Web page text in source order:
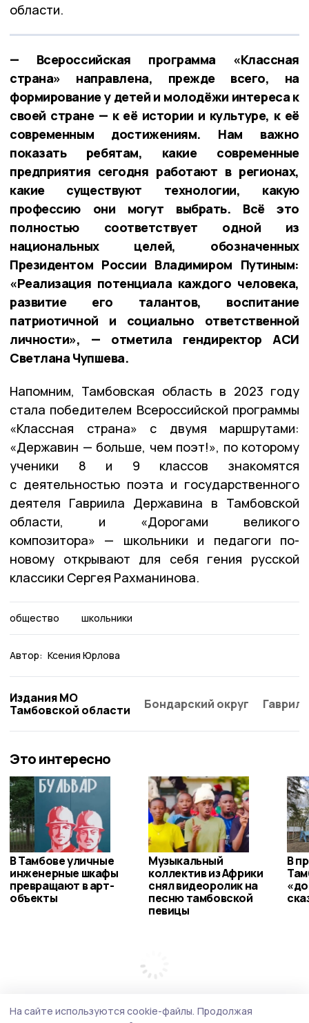
области.
— Всероссийская программа «Классная
страна» направлена, прежде всего, на
формирование у детей и молодёжи интереса к
своей стране — к её истории и культуре, к её
современным достижениям. Нам важно
показать ребятам, какие современные
предприятия сегодня работают в регионах,
какие существуют технологии, какую
профессию они могут выбрать. Всё это
полностью соответствует одной из
национальных целей, обозначенных
Президентом России Владимиром Путиным:
«Реализация потенциала каждого человека,
развитие его талантов, воспитание
патриотичной и социально ответственной
личности», — отметила гендиректор АСИ
Светлана Чупшева.
Напомним, Тамбовская область в 2023 году
стала победителем Всероссийской программы
«Классная страна» с двумя маршрутами:
«Державин — больше, чем поэт!», по которому
ученики 8 и 9 классов знакомятся
с деятельностью поэта и государственного
деятеля Гавриила Державина в Тамбовской
области, и «Дорогами великого
композитора» — школьники и педагоги по-
новому открывают для себя гения русской
классики Сергея Рахманинова.
общество школьники
Автор: Ксения Юрлова
Издания МО
Тамбовской области
Бондарский округ
Это интересно
В Тамбове уличные
инженерные шкафы
превращают в арт-
объекты
Музыкальный
коллектив из Африки
снял видеоролик на
песню тамбовской
певицы
В
На сайте используются cookie-файлы. Продолжая